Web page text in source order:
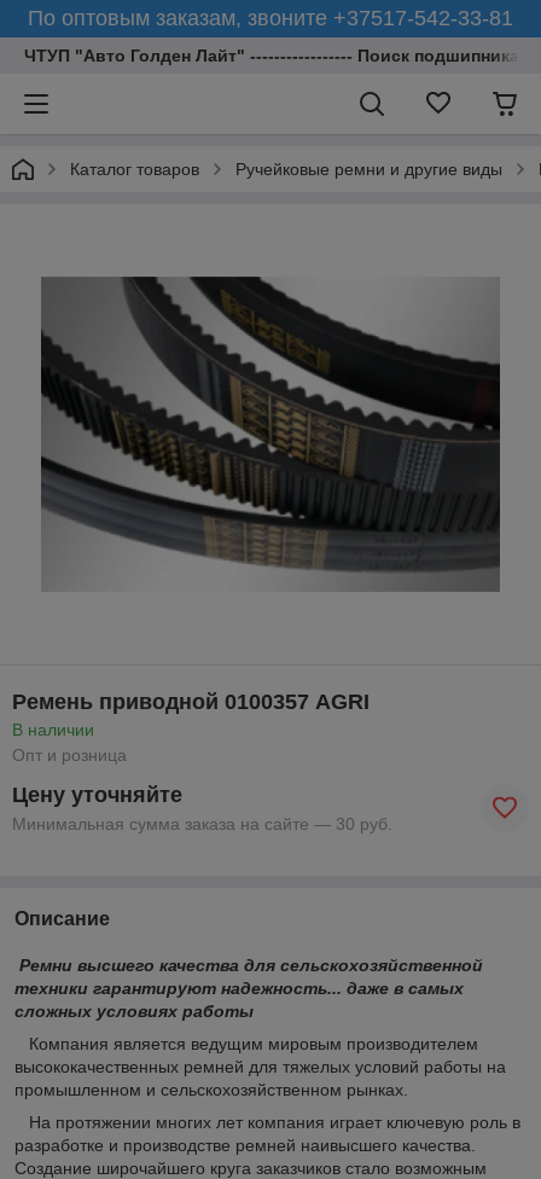
По оптовым заказам, звоните +37517-542-33-81
ЧТУП "Авто Голден Лайт" ----------------- Поиск подшипника
Каталог товаров Ручейковые ремни и другие виды
Ремень приводной 0100357 AGRI
В наличии
Опт и розница
Цену уточняйте
Минимальная сумма заказа на сайте — 30 руб.
Описание
Ремни высшего качества для сельскохозяйственной
техники гарантируют надежность... даже в самых
сложных условиях работы
Компания является ведущим мировым производителем
высококачественных ремней для тяжелых условий работы на
промышленном и сельскохозяйственном рынках.
На протяжении многих лет компания играет ключевую роль в
разработке и производстве ремней наивысшего качества.
Создание широчайшего круга заказчиков стало возможным